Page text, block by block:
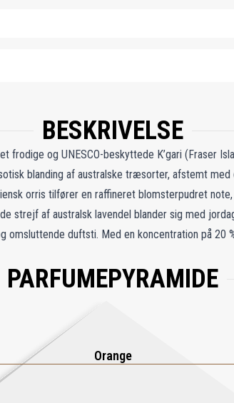
BESKRIVELSE
frodige og UNESCO-beskyttede K’gari (Fraser
blanding af australske træsorter, afstemt
orris tilfører en raffineret blomsterpudret
strejf af australsk lavendel blander sig med
omsluttende duftsti. Med en koncentration på 20
mellem elegance og styrke – en olfaktorisk
PARFUMEPYRAMIDE
Orange